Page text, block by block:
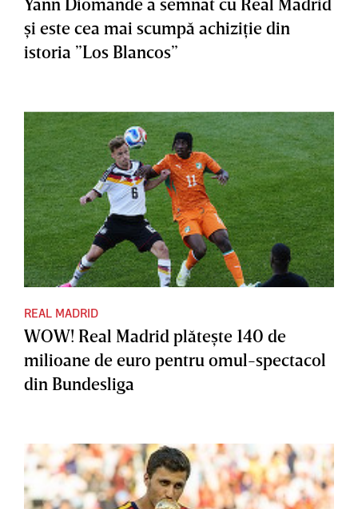
şi este cea mai scumpă achiziţie din
istoria ”Los Blancos”
REAL MADRID
WOW! Real Madrid plăteşte 140 de
milioane de euro pentru omul-spectacol
din Bundesliga